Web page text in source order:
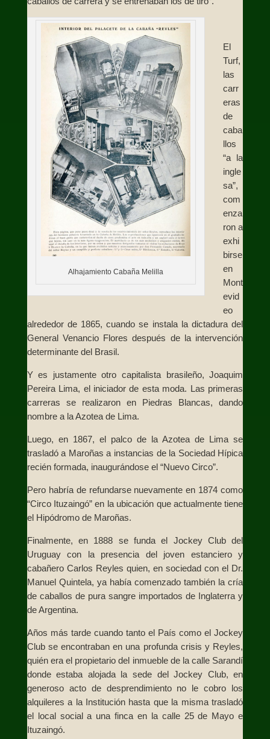
Alhajamiento Cabaña Melilla
El
Turf,
las
carr
eras
de
caba
llos
“a la
ingle
sa”,
com
enza
ron a
exhi
birse
en
Mont
evid
eo
alrededor de 1865, cuando se instala la dictadura del
General Venancio Flores después de la intervención
determinante del Brasil.
Y es justamente otro capitalista brasileño, Joaquim
Pereira Lima, el iniciador de esta moda. Las primeras
carreras se realizaron en Piedras Blancas, dando
nombre a la Azotea de Lima.
Luego, en 1867, el palco de la Azotea de Lima se
trasladó a Maroñas a instancias de la Sociedad Hípica
recién formada, inaugurándose el “Nuevo Circo”.
Pero habría de refundarse nuevamente en 1874 como
“Circo Ituzaingó” en la ubicación que actualmente tiene
el Hipódromo de Maroñas.
Finalmente, en 1888 se funda el Jockey Club del
Uruguay con la presencia del joven estanciero y
cabañero Carlos Reyles quien, en sociedad con el Dr.
Manuel Quintela, ya había comenzado también la cría
de caballos de pura sangre importados de Inglaterra y
de Argentina.
Años más tarde cuando tanto el País como el Jockey
Club se encontraban en una profunda crisis y Reyles,
quién era el propietario del inmueble de la calle Sarandí
donde estaba alojada la sede del Jockey Club, en
generoso acto de desprendimiento no le cobro los
alquileres a la Institución hasta que la misma trasladó
el local social a una finca en la calle 25 de Mayo e
Ituzaingó.